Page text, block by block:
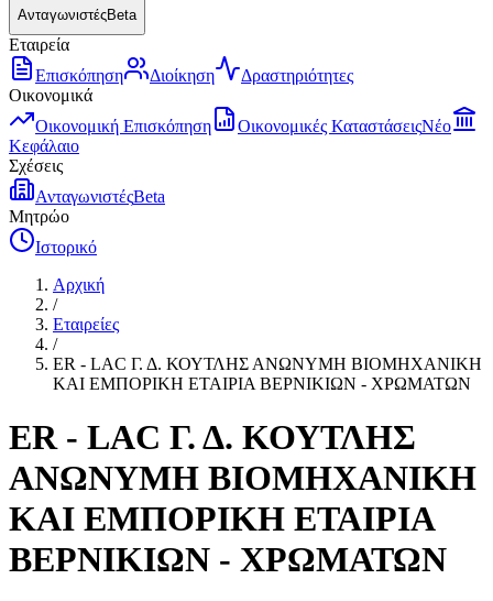
ΑνταγωνιστέςBeta
Εταιρεία
Επισκόπηση
Διοίκηση
Δραστηριότητες
Οικονομικά
Οικονομική Επισκόπηση
Οικονομικές ΚαταστάσειςΝέο
Κεφάλαιο
Σχέσεις
ΑνταγωνιστέςBeta
Μητρώο
Ιστορικό
Αρχική
/
Εταιρείες
/
ER - LAC Γ. Δ. ΚΟΥΤΛΗΣ ΑΝΩΝΥΜΗ BIOMHXANIKH
ΚΑΙ ΕΜΠΟΡΙΚΗ ΕΤΑΙΡΙΑ ΒΕΡΝΙΚΙΩΝ - ΧΡΩΜΑΤΩΝ
ER - LAC Γ. Δ. ΚΟΥΤΛΗΣ
ΑΝΩΝΥΜΗ BIOMHXANIKH
ΚΑΙ ΕΜΠΟΡΙΚΗ ΕΤΑΙΡΙΑ
ΒΕΡΝΙΚΙΩΝ - ΧΡΩΜΑΤΩΝ